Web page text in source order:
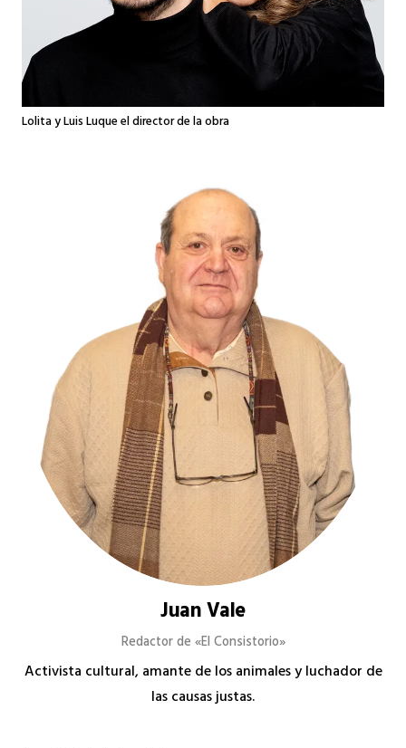
Lolita y Luis Luque el director de la obra
Juan Vale
Redactor de «El Consistorio»
Activista cultural, amante de los animales y luchador de
las causas justas.